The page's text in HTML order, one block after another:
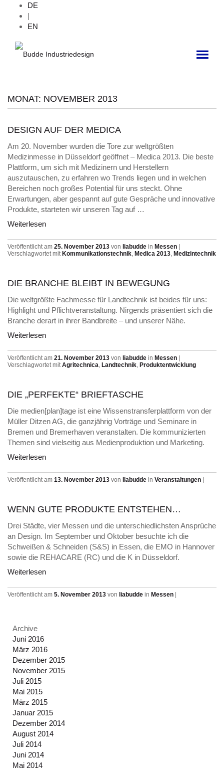
DE
|
EN
MONAT: NOVEMBER 2013
DESIGN AUF DER MEDICA
Am 20. November wurden die Tore zur weltgrößten
Medizinmesse in Düsseldorf geöffnet – Medica 2013. Die beste
Plattform, um sich mit Medizinern und Herstellern
auszutauschen, zu erfahren wo Trends liegen und in welchen
Bereichen noch großes Potential für uns steckt. Ohne
Erwartungen, aber gespannt auf gute Gespräche und innovative
Produkte, starteten wir unseren Tag auf …
Weiterlesen
Veröffentlicht am 25. November 2013 von liabudde in Messen
Verschlagwortet mit Kommunikationstechnik, Medica 2013, Medizintechnik
DIE BRANCHE BLEIBT IN BEWEGUNG
Die weltgrößte Fachmesse für Landtechnik ist beides für uns:
Highlight und Pflichtveranstaltung. Nirgends präsentiert sich die
Branche derart in ihrer Bandbreite – und unserer Nähe.
Weiterlesen
Veröffentlicht am 21. November 2013 von liabudde in Messen
Verschlagwortet mit Agritechnica, Landtechnik, Produktentwicklung
DIE „PERFEKTE“ BRIEFTASCHE
Die medien[plan]tage ist eine Wissenstransferplattform von der
Müller Ditzen AG, die ganzjährig Vorträge und Seminare in
Bremen und Bremerhaven veranstalten. Die kommunizierten
Themen sind vielseitig aus Medienproduktion und Marketing.
Weiterlesen
Veröffentlicht am 13. November 2013 von liabudde in Veranstaltungen
WENN GUTE PRODUKTE ENTSTEHEN…
Drei Städte, vier Messen und die unterschiedlichsten Ansprüche
an Design. Im September und Oktober besuchte ich die
Schweißen & Schneiden (S&S) in Essen, die EMO in Hannover
sowie die REHACARE (RC) und die K in Düsseldorf.
Weiterlesen
Veröffentlicht am 5. November 2013 von liabudde in Messen
Archive
Juni 2016
März 2016
Dezember 2015
November 2015
Juli 2015
Mai 2015
März 2015
Januar 2015
Dezember 2014
August 2014
Juli 2014
Juni 2014
Mai 2014